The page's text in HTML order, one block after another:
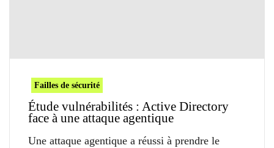
Failles de sécurité
Étude vulnérabilités : Active Directory
face à une attaque agentique
Une attaque agentique a réussi à prendre le